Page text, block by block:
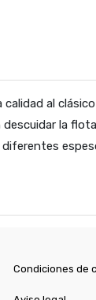
al
la
Condiciones de